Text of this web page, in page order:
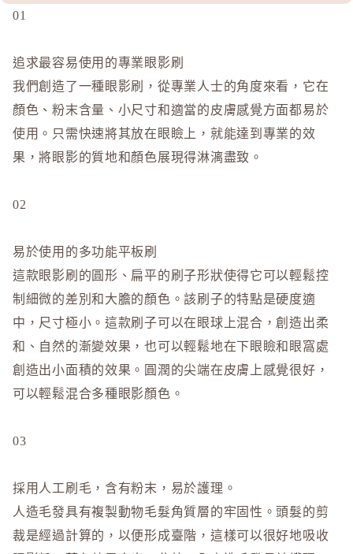
SNIDEL
SUQQU
T
01
追求最容易使用的專業眼影刷
我們創造了一種眼影刷，從專業人士的角度來看，它在
顏色、粉末含量、小尺寸和適當的皮膚感覺方面都易於
使用。只需快速將其放在眼瞼上，就能達到專業的效
果，將眼影的質地和顏色展現得淋漓盡致。
02
易於使用的多功能平板刷
這款眼影刷的圓形、扁平的刷子形狀使得它可以輕鬆控
制細微的差別和大膽的顏色。該刷子的特點是硬度適
中，尺寸極小。這款刷子可以在眼球上混合，創造出柔
和、自然的漸變效果，也可以輕鬆地在下眼瞼和眼窩處
創造出小面積的效果。圓潤的尖端在皮膚上感覺很好，
可以輕鬆混合多種眼影顏色。
03
採用人工刷毛，含有粉末，易於護理。
人造毛發具有複製動物毛髮角質層的牢固性。頭髮的剪
裁是經過計算的，以便形成臺階，這樣可以很好地吸收